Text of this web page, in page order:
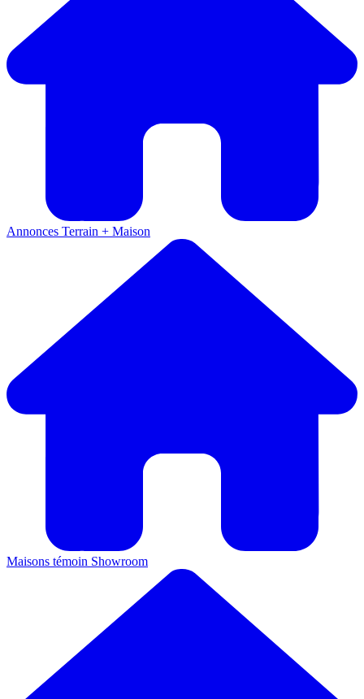
Annonces Terrain + Maison
Maisons témoin Showroom